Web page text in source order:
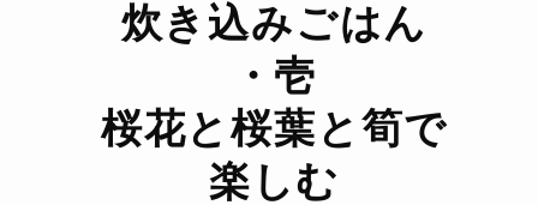
炊き込みごはん
・壱
桜花と桜葉と筍で
楽しむ